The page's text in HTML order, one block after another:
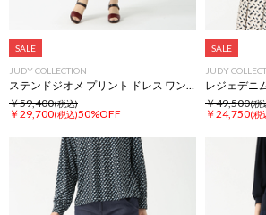
SALE
JUDY COLLECTION
ステンドジオメ プリント ドレス ワンピース
￥59,400(税込)
￥29,700(税込)50%OFF
SALE
JUDY
レジェデニ
￥49,500(税
￥24,750(税